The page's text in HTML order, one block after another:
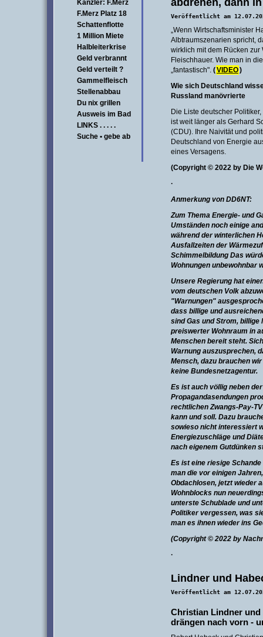
Kanzler: F.Merz
F.Merz Platz 18
Schattenflotte
1 Million Miete
Halbleiterkrise
Geld verbrannt
Geld verteilt ?
Gammelfleisch
Stellenabbau
Du nix grillen
Ausweis im Bad
LINKS . . . . .
Suche • gebe ab
Veröffentlicht am
„Wenn Wirtschaftsminister
Albtraumszenarien spricht,
wirklich mit dem Rücken zur
Fleischhauer. Wie man in
„fantastisch". (VIDEO)
Wie sich Deutschland
Russland manövrierte
Die Liste deutscher
ist weit länger als Gerhard
(CDU). Ihre Naivität und
Deutschland von Energie
eines Versagens.
(Copyright © 2022 by Die
·
Anmerkung von DD6NT:
Zum Thema Energie- und
Umständen noch einige
während der winterlichen
Ausfallzeiten der
Schimmelbildung Das
Wohnungen unbewohnbar
Unsere Regierung hat
vom deutschen Volk
"Warnungen"
dass billige und
sind Gas und Strom, billige
preiswerter Wohnraum in
Menschen bereit steht.
Warnung auszusprechen,
Mensch, dazu brauchen
keine Bundesnetzagentur.
Es ist auch völlig neben
Propagandasendungen
rechtlichen Zwangs-Pay-
kann und soll. Dazu
sowieso nicht interessiert
Energiezuschläge und
nach eigenem Gutdünken
Es ist eine riesige
man die vor einigen
Obdachlosen, jetzt wieder
Wohnblocks nun
unterste Schublade und
Politiker vergessen, was
man es ihnen wieder ins
(Copyright © 2022 by
·
Lindner und
Veröffentlicht am
Christian Lindner und
drängen nach vorn -